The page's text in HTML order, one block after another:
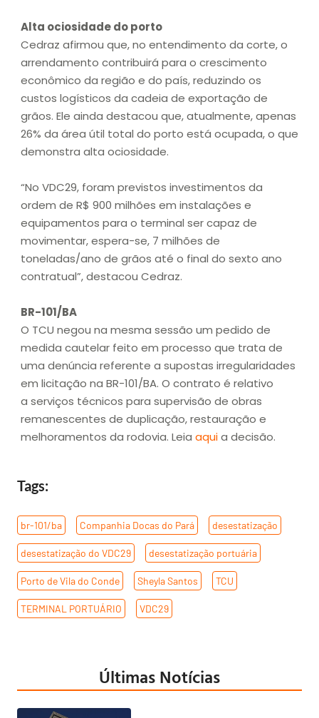
Alta ociosidade do porto
Cedraz afirmou que, no entendimento da corte, o
arrendamento contribuirá para o crescimento
econômico da região e do país, reduzindo os
custos logísticos da cadeia de exportação de
grãos. Ele ainda destacou que, atualmente, apenas
26% da área útil total do porto está ocupada, o que
demonstra alta ociosidade.
“No VDC29, foram previstos investimentos da
ordem de R$ 900 milhões em instalações e
equipamentos para o terminal ser capaz de
movimentar, espera-se, 7 milhões de
toneladas/ano de grãos até o final do sexto ano
contratual”, destacou Cedraz.
BR-101/BA
O TCU negou na mesma sessão um pedido de
medida cautelar feito em processo que trata de
uma denúncia referente a supostas irregularidades
em licitação na BR-101/BA. O contrato é relativo
a serviços técnicos para supervisão de obras
remanescentes de duplicação, restauração e
melhoramentos da rodovia. Leia aquia decisão.
Tags:
br-101/ba Companhia Docas do Pará desestatização
desestatização do VDC29 desestatização portuária
Porto de Vila do Conde Sheyla Santos TCU
TERMINAL PORTUÁRIO VDC29
Últimas Notícias